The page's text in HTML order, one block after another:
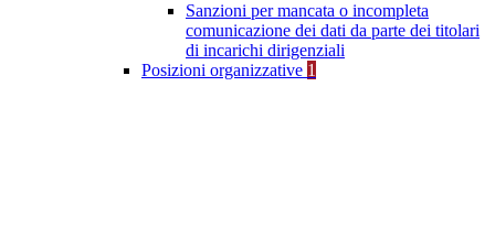
Sanzioni per mancata o incompleta
comunicazione dei dati da parte dei titolari
di incarichi dirigenziali
Posizioni organizzative 1